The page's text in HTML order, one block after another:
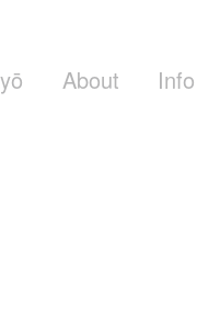
About Info